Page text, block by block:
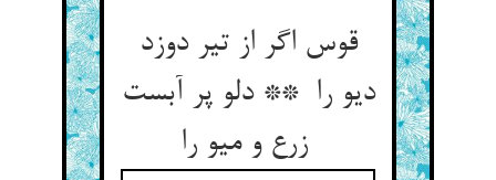
قوس اگر از تیر دوزد
دیو را ** دلو پر آبست
زرع و میو را